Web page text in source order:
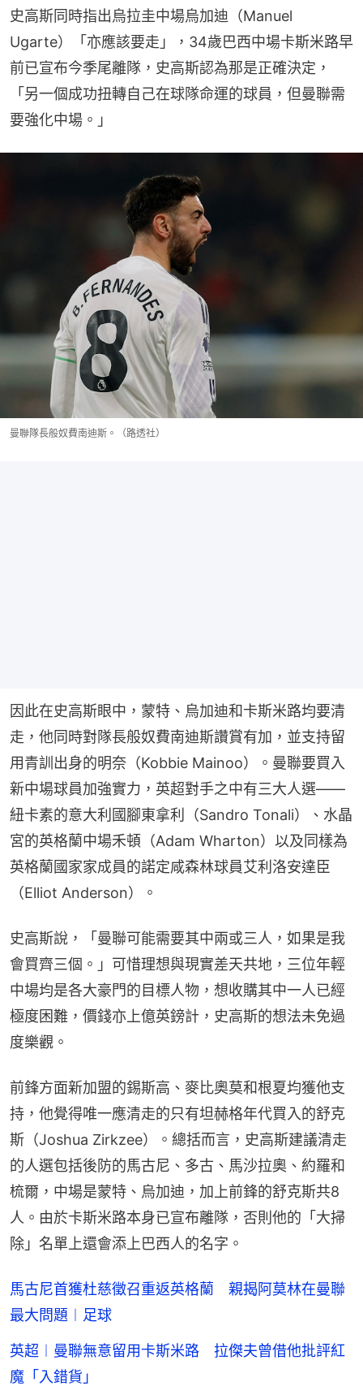
史高斯同時指出烏拉圭中場烏加迪（Manuel
Ugarte）「亦應該要走」，34歲巴西中場卡斯米路早
前已宣布今季尾離隊，史高斯認為那是正確決定，
「另一個成功扭轉自己在球隊命運的球員，但曼聯需
要強化中場。」
曼聯隊長般奴費南迪斯。（路透社）
因此在史高斯眼中，蒙特、烏加迪和卡斯米路均要清
走，他同時對隊長般奴費南迪斯讚賞有加，並支持留
用青訓出身的明奈（Kobbie Mainoo）。曼聯要買入
新中場球員加強實力，英超對手之中有三大人選——
紐卡素的意大利國腳東拿利（Sandro Tonali）、水晶
宮的英格蘭中場禾頓（Adam Wharton）以及同樣為
英格蘭國家家成員的諾定咸森林球員艾利洛安達臣
（Elliot Anderson）。
史高斯說，「曼聯可能需要其中兩或三人，如果是我
會買齊三個。」可惜理想與現實差天共地，三位年輕
中場均是各大豪門的目標人物，想收購其中一人已經
極度困難，價錢亦上億英鎊計，史高斯的想法未免過
度樂觀。
前鋒方面新加盟的錫斯高、麥比奧莫和根夏均獲他支
持，他覺得唯一應清走的只有坦赫格年代買入的舒克
斯（Joshua Zirkzee）。總括而言，史高斯建議清走
的人選包括後防的馬古尼、多古、馬沙拉奧、約羅和
梳爾，中場是蒙特、烏加迪，加上前鋒的舒克斯共8
人。由於卡斯米路本身已宣布離隊，否則他的「大掃
除」名單上還會添上巴西人的名字。
馬古尼首獲杜慈徵召重返英格蘭 親揭阿莫林在曼聯
最大問題︱足球
英超︱曼聯無意留用卡斯米路 拉傑夫曾借他批評紅
魔「入錯貨」